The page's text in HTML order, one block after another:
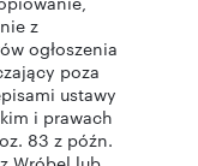
z
ogłoszenia
poza
ustawy
i prawach
83 z późn.